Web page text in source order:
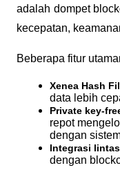
adalah dompet
kecepatan,
Beberapa fitur
Xenea Hash
data lebih
Private key-
repot
dengan
Integrasi
dengan